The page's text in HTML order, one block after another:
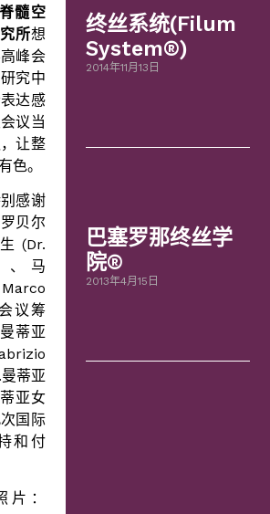
髓空
所想
峰会
究中
达感
议当
让整
色。
感谢
贝尔
(Dr.
、马
Marco
议筹
蒂亚
蒂亚
亚女
国际
和付
：
终丝系统(Filum
System®)
2014年11月13日
巴塞罗那终丝学
院®
2013年4月15日